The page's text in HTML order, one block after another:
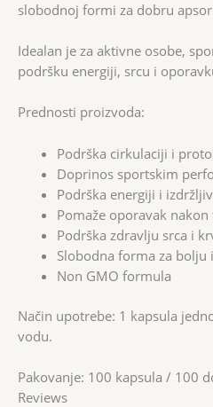
slobodnoj formi za dobru
Idealan je za aktivne osobe,
podršku energiji, srcu i
Prednosti proizvoda:
Podrška cirkulaciji i
Doprinos sportskim
Podrška energiji i
Pomaže oporavak nakon
Podrška zdravlju srca i
Slobodna forma za
Non GMO formula
Način upotrebe: 1 kapsula
vodu.
Pakovanje: 100 kapsula / 100
Reviews